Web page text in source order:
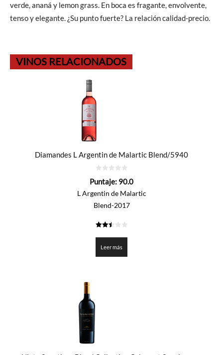
verde, ananá y lemon grass. En boca es fragante, envolvente,
tenso y elegante. ¿Su punto fuerte? La relación calidad-precio.
VINOS RELACIONADOS
Diamandes L Argentin de Malartic Blend/5940
de
Puntaje: 90.0
L Argentin de Malartic
Blend-2017
Leer más